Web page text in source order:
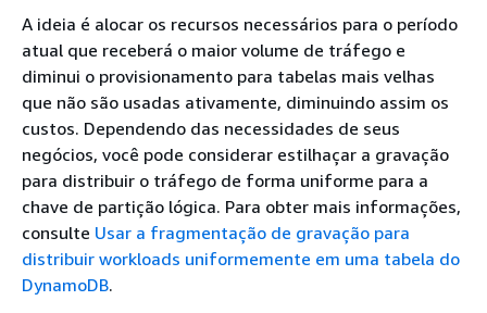
A ideia é alocar os recursos necessários para o período
atual que receberá o maior volume de tráfego e
diminui o provisionamento para tabelas mais velhas
que não são usadas ativamente, diminuindo assim os
custos. Dependendo das necessidades de seus
negócios, você pode considerar estilhaçar a gravação
para distribuir o tráfego de forma uniforme para a
chave de partição lógica. Para obter mais informações,
consulte Usar a fragmentação de gravação para
distribuir workloads uniformemente em uma tabela do
DynamoDB.